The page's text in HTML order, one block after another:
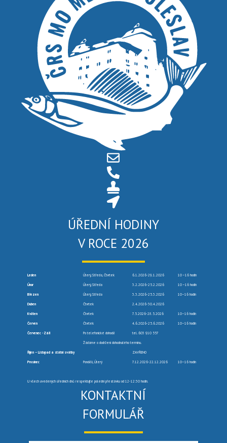
ÚŘEDNÍ HODINY
V ROCE 2026
Leden Úterý, Středa, Čtvrtek 6.1.2026-29.1.2026 10 –16 hodin
Únor Úterý, Středa 3.2.2026-25.2.2026 10 –16 hodin
Březen Úterý, Středa 3.3.2026-25.3.2026 10–16 hodin
Duben Čtvrtek 2.4.2026-30.4.2026
Květen Čtvrtek 7.5.2026-28.5.2026 10–16 hodin
Červen Čtvrtek 4.6.2026-25.6.2026 10–16 hodin
Červenec -Září Po telefonické dohodě tel. 603 910 557
Žádáme o dodržení dohodnutého termínu.
Říjen – Listopad a státní svátky ZAVŘENO
Prosinec Pondělí, Úterý 7.12.2026-22.12.2026 10–16 hodin
U všech uvedených úředních dnů respektujte polední přestávku od 12-12:30 hodin.
KONTAKTNÍ
FORMULÁŘ